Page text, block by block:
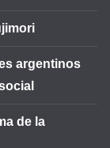
argentinos
de la